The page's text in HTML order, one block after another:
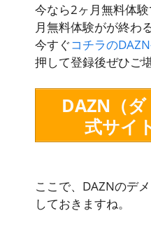
今なら2ヶ月無料体
月無料体験がが終わ
今すぐコチラの
押して登録後ぜひご
DAZN（
式サイ
ここで、DAZNのデ
しておきますね。